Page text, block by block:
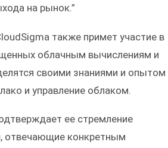
на рынок.”
также примет участие в
облачным вычислениям и
своими знаниями и опытом
и управление облаком.
ее стремление
отвечающие конкретным